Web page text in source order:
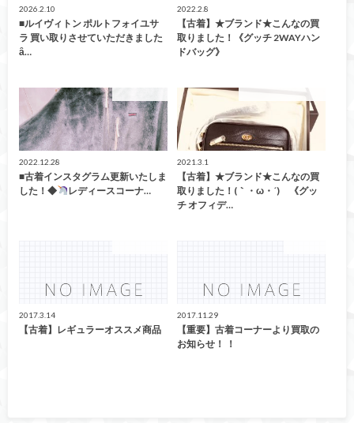
2026.2.10
■ルイヴィトン ポルトフォイユサ
ラ 買い取りさせていただきました
ȃ…
2022.2.8
【古着】★ブランド★こんなの買
取りました！《グッチ 2WAYハン
ドバッグ》
2022.12.28
■古着インスタグラム更新いたしま
した！◆
レディースコーナ…
2021.3.1
【古着】★ブランド★こんなの買
取りました！(｀・ω・´)ゞ《グッ
チ オフィデ…
2017.3.14
【古着】レギュラーオススメ商品
2017.11.29
【重要】古着コーナーより買取の
お知らせ！ ！